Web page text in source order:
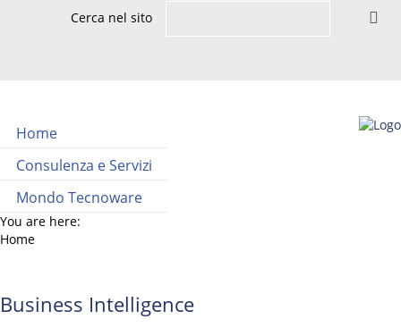
Cerca nel sito
Home
Consulenza e Servizi
Mondo Tecnoware
You are here:
Home
Business Intelligence